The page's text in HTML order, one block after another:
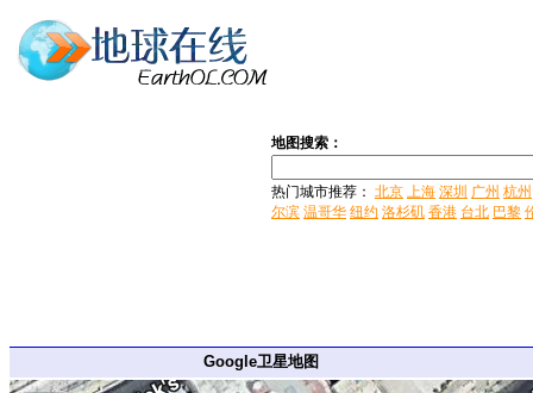
地图搜索：
热门城市推荐： 北京 上海 深圳 广州 杭州
尔滨 温哥华 纽约 洛杉矶 香港 台北 巴黎
Google卫星地图